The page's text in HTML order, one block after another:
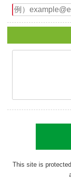
This site is